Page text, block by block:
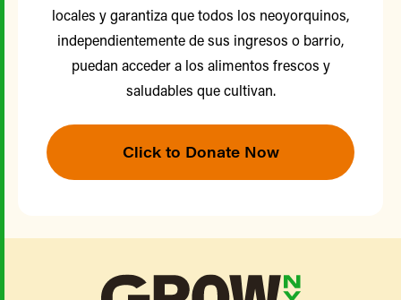
locales y garantiza que todos los neoyorquinos,
independientemente de sus ingresos o barrio,
puedan acceder a los alimentos frescos y
saludables que cultivan.
Click to Donate Now